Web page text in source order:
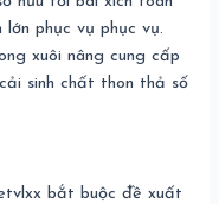
phục vụ phục vụ.
xuôi nâng cung cấp
sinh chất thon thả số
bắt buộc đề xuất